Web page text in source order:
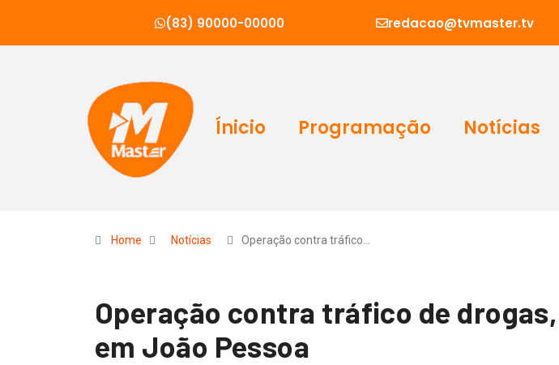
(83) 90000-00000 redacao@tvmaster.tv
Ínicio Programação Notícias
Home Notícias Operação contra tráfico…
Operação contra tráfico de
em João Pessoa